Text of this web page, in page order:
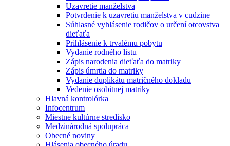
Uzavretie manželstva
Potvrdenie k uzavretiu manželstva v cudzine
Súhlasné vyhlásenie rodičov o určení otcovstva
dieťaťa
Prihlásenie k trvalému pobytu
Vydanie rodného listu
Zápis narodenia dieťaťa do matriky
Zápis úmrtia do matriky
Vydanie duplikátu matričného dokladu
Vedenie osobitnej matriky
Hlavná kontrolórka
Infocentrum
Miestne kultúrne stredisko
Medzinárodná spolupráca
Obecné noviny